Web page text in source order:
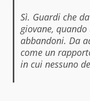
Sì. Guardi che
giovane,
abbandoni. Da
come un
in cui nessuno